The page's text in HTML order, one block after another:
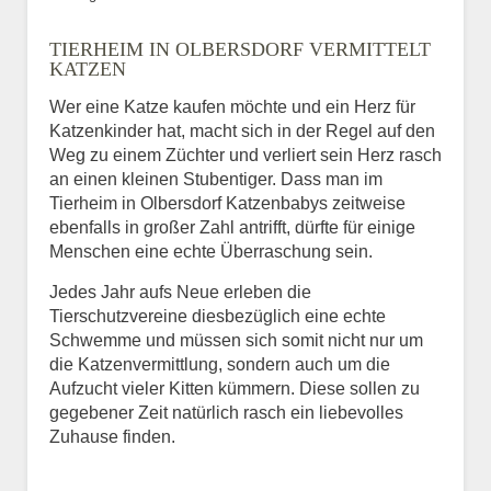
BILD HOCHLADEN
Vermisst seit
Ort des Verschwindens
TIERHEIM IN OLBERSDORF VERMITTELT
KATZEN
Wer eine Katze kaufen möchte und ein Herz für
Katzenkinder hat, macht sich in der Regel auf den
Weg zu einem Züchter und verliert sein Herz rasch
an einen kleinen Stubentiger. Dass man im
Tierheim in Olbersdorf Katzenbabys zeitweise
ebenfalls in großer Zahl antrifft, dürfte für einige
Menschen eine echte Überraschung sein.
Jedes Jahr aufs Neue erleben die
Tierschutzvereine diesbezüglich eine echte
Schwemme und müssen sich somit nicht nur um
die Katzenvermittlung, sondern auch um die
Aufzucht vieler Kitten kümmern. Diese sollen zu
gegebener Zeit natürlich rasch ein liebevolles
Zuhause finden.